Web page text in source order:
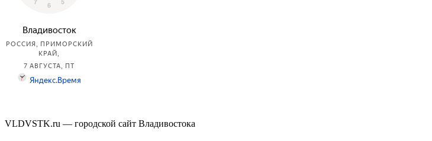
VLDVSTK.ru — городской сайт Владивостока